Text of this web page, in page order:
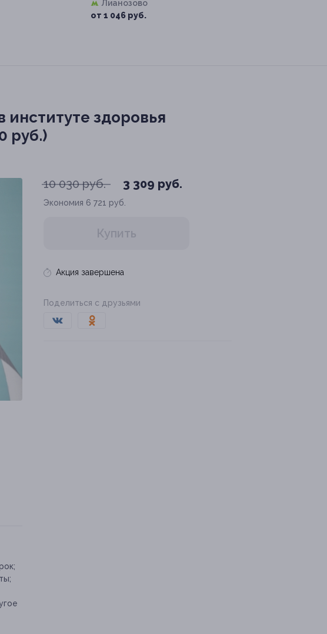
Лианозово
от 1 046 руб.
здоровья
руб.)
10 030 руб. 3 309 руб.
Экономия 6 721 руб.
Купить
Акция завершена
Поделиться с друзьями